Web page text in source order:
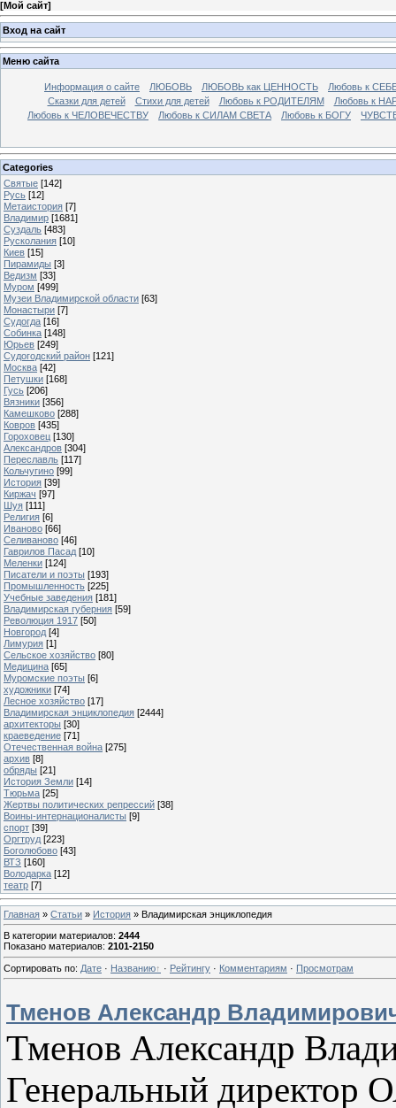
[Мой сайт]
Вход на сайт
Меню сайта
Информация о сайте ЛЮБОВЬ ЛЮБОВЬ как ЦЕННОСТЬ
Любовь к
Сказки для детей
Стихи для детей Любовь к РОДИТЕЛЯМ
Любовь к
Любовь к ЧЕЛОВЕЧЕСТВУ
Любовь к СИЛАМ СВЕТА Любовь к БОГУ
Categories
Святые [142]
Русь [12]
Метаистория [7]
Владимир [1681]
Суздаль [483]
Русколания [10]
Киев [15]
Пирамиды [3]
Ведизм [33]
Муром [499]
Музеи Владимирской области [63]
Монастыри [7]
Судогда [16]
Собинка [148]
Юрьев [249]
Судогодский район [121]
Москва [42]
Петушки [168]
Гусь [206]
Вязники [356]
Камешково [288]
Ковров [435]
Гороховец [130]
Александров [304]
Переславль [117]
Кольчугино [99]
История [39]
Киржач [97]
Шуя [111]
Религия [6]
Иваново [66]
Селиваново [46]
Гаврилов Пасад [10]
Меленки [124]
Писатели и поэты [193]
Промышленность [225]
Учебные заведения [181]
Владимирская губерния [59]
Революция 1917 [50]
Новгород [4]
Лимурия [1]
Сельское хозяйство [80]
Медицина [65]
Муромские поэты [6]
художники [74]
Лесное хозяйство [17]
Владимирская энциклопедия [2444]
архитекторы [30]
краеведение [71]
Отечественная война [275]
архив [8]
обряды [21]
История Земли [14]
Тюрьма [25]
Жертвы политических репрессий [38]
Воины-интернационалисты [9]
спорт [39]
Оргтруд [223]
Боголюбово [43]
ВТЗ [160]
Володарка [12]
театр [7]
Главная » Статьи » История » Владимирская энциклопедия
В категории материалов: 2444
Показано материалов: 2101-2150
Сортировать по: Дате · Названию · Рейтингу · Комментариям · Просмотрам
Тменов Александр
Тменов Александр
Генеральный директор